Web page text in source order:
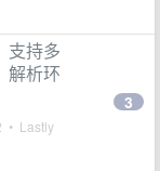
支持多
解析环
• Lastly
3